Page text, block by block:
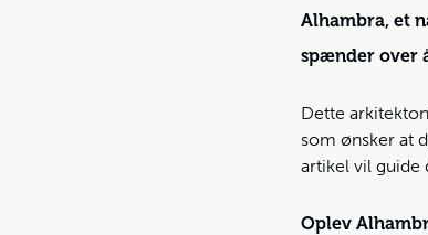
Alhambra, et
spænder over
Dette
som ønsker at
artikel vil guide
Oplev